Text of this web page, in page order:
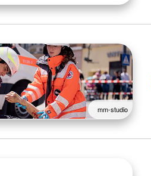
mm-studio